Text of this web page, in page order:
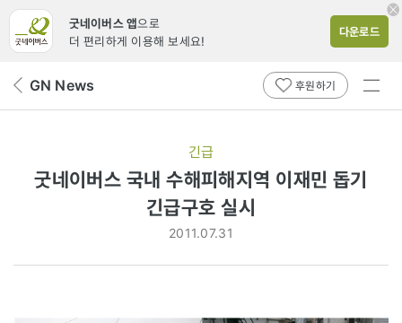
굿네이버스 앱으로
더 편리하게 이용해 보세요!
다운로드
뒤 GN News 후원하기
전체
긴급
굿네이버스 국내 수해피해지역 이재민 돕기
긴급구호 실시
2011.07.31